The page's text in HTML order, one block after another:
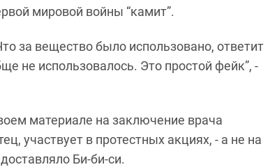
мировой войны “камит”.
за вещество было использовано, ответит
не использовалось. Это простой фейк”, -
материале на заключение врача
участвует в протестных акциях, - а не на
Би-би-си.